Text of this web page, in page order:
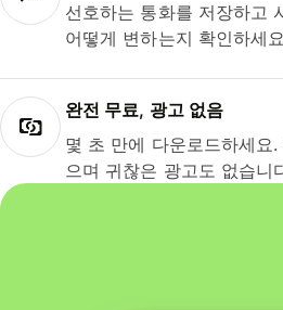
선호하는 통화를 저장하고
어떻게 변하는지 확인하세
완전 무료, 광고 없음
몇 초 만에 다운로드하세요
으며 귀찮은 광고도 없습니